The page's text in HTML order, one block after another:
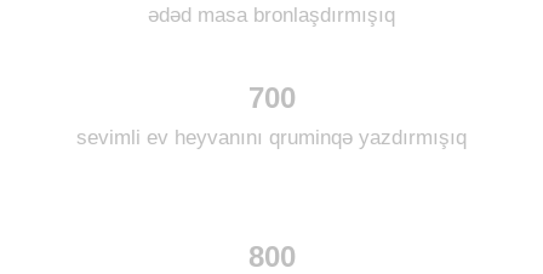
ədəd masa bronlaşdırmışıq
700
sevimli ev heyvanını qruminqə yazdırmışıq
800